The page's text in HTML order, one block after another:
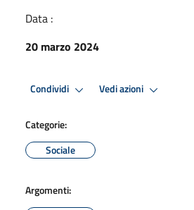
Data :
20 marzo 2024
Condividi Vedi azioni
Categorie:
Sociale
Argomenti: